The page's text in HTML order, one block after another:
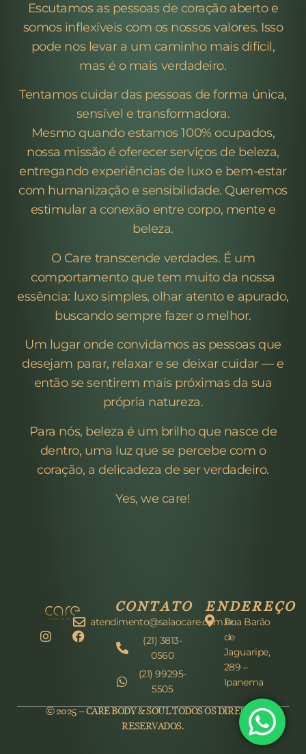
Escutamos as pessoas de coração aberto e
somos inflexíveis com os nossos valores. Isso
pode nos levar a um caminho mais difícil,
mas é o mais verdadeiro.
Tentamos cuidar das pessoas de forma única,
sensível e transformadora.
Mesmo quando estamos 100% ocupados,
nossa missão é oferecer serviços de beleza,
entregando experiências de luxo e bem-estar
com humanização e sensibilidade. Queremos
estimular a conexão entre corpo, mente e
beleza.
O Care transcende verdades. É um
comportamento que tem muito da nossa
essência: luxo simples, olhar atento e apurado,
buscando sempre fazer o melhor.
Um lugar onde convidamos as pessoas que
desejam parar, relaxar e se deixar cuidar — e
então se sentirem mais próximas da sua
própria natureza.
Para nós, beleza é um brilho que nasce de
dentro, uma luz que se percebe com o
coração, a delicadeza de ser verdadeiro.
Yes, we care!
CONTATO
atendimento@salaocare.com.br
(21) 3813-
0560
(21) 99295-
5505
ENDEREÇO
Rua Barão
de
Jaguaripe,
289 –
Ipanema
© 2025 – CARE BODY & SOUL TODOS OS DIREITOS
RESERVADOS.